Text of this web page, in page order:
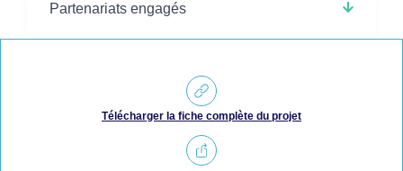
Partenariats engagés
Télécharger la fiche complète du projet